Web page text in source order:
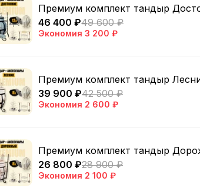
Премиум комплект тандыр
46 400 ₽49 600 ₽
Экономия 3 200 ₽
Премиум комплект тандыр
39 900 ₽42 500 ₽
Экономия 2 600 ₽
Премиум комплект тандыр
26 800 ₽28 900 ₽
Экономия 2 100 ₽